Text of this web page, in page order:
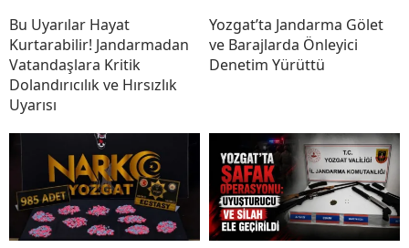
Bu Uyarılar Hayat
Kurtarabilir! Jandarmadan
Vatandaşlara Kritik
Dolandırıcılık ve Hırsızlık
Uyarısı
Yozgat’ta Jandarma Gölet
ve Barajlarda Önleyici
Denetim Yürüttü